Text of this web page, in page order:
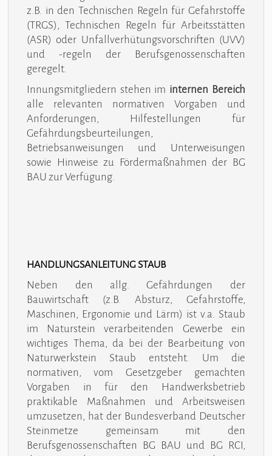
z.B. in den Technischen Regeln für Gefahrstoffe
(TRGS), Technischen Regeln für Arbeitsstätten
(ASR) oder Unfallverhütungsvorschriften (UVV)
und -regeln der Berufsgenossenschaften
geregelt.
Innungsmitgliedern stehen im internen Bereich
alle relevanten normativen Vorgaben und
Anforderungen, Hilfestellungen für
Gefährdungsbeurteilungen,
Betriebsanweisungen und Unterweisungen
sowie Hinweise zu Fördermaßnahmen der BG
BAU zur Verfügung.
HANDLUNGSANLEITUNG STAUB
Neben den allg. Gefährdungen der
Bauwirtschaft (z.B. Absturz, Gefahrstoffe,
Maschinen, Ergonomie und Lärm) ist v.a. Staub
im Naturstein verarbeitenden Gewerbe ein
wichtiges Thema, da bei der Bearbeitung von
Naturwerkstein Staub entsteht. Um die
normativen, vom Gesetzgeber gemachten
Vorgaben in für den Handwerksbetrieb
praktikable Maßnahmen und Arbeitsweisen
umzusetzen, hat der Bundesverband Deutscher
Steinmetze gemeinsam mit den
Berufsgenossenschaften BG BAU und BG RCI,